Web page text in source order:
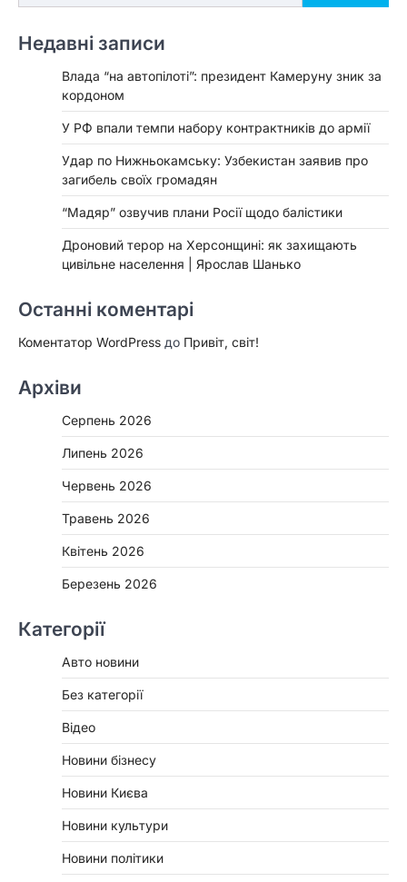
Недавні записи
Влада “на автопілоті”: президент Камеруну зник за
кордоном
У РФ впали темпи набору контрактників до армії
Удар по Нижньокамську: Узбекистан заявив про
загибель своїх громадян
“Мадяр” озвучив плани Росії щодо балістики
Дроновий терор на Херсонщині: як захищають
цивільне населення | Ярослав Шанько
Останні коментарі
Коментатор WordPress до Привіт, світ!
Архіви
Серпень 2026
Липень 2026
Червень 2026
Травень 2026
Квітень 2026
Березень 2026
Категорії
Авто новини
Без категорії
Відео
Новини бізнесу
Новини Києва
Новини культури
Новини політики